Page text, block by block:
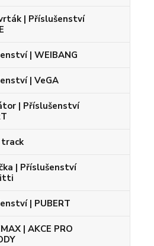
| Příslušenství
| WEIBANG
| VeGA
| Příslušenství
| Příslušenství
| PUBERT
| AKCE PRO